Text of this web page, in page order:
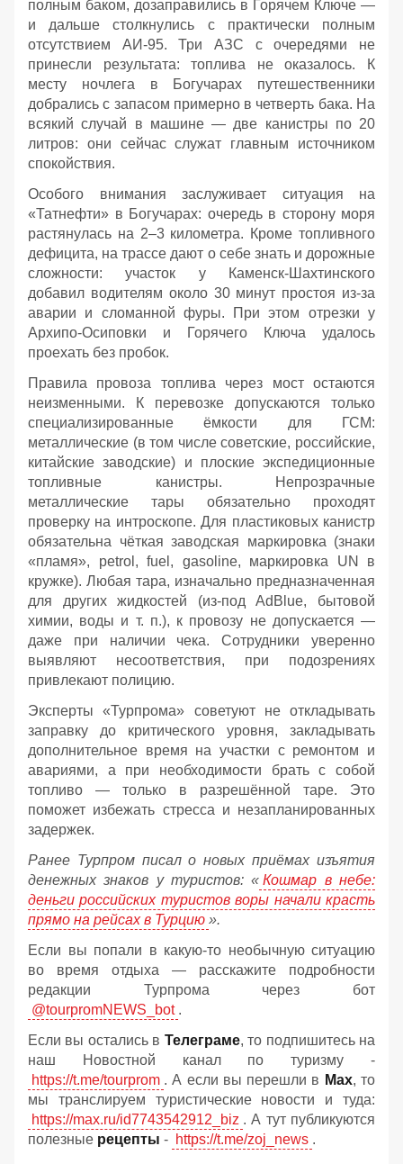
полным баком, дозаправились в Горячем Ключе —
и дальше столкнулись с практически полным
отсутствием АИ‑95. Три АЗС с очередями не
принесли результата: топлива не оказалось. К
месту ночлега в Богучарах путешественники
добрались с запасом примерно в четверть бака. На
всякий случай в машине — две канистры по 20
литров: они сейчас служат главным источником
спокойствия.
Особого внимания заслуживает ситуация на
«Татнефти» в Богучарах: очередь в сторону моря
растянулась на 2–3 километра. Кроме топливного
дефицита, на трассе дают о себе знать и дорожные
сложности: участок у Каменск‑Шахтинского
добавил водителям около 30 минут простоя из‑за
аварии и сломанной фуры. При этом отрезки у
Архипо‑Осиповки и Горячего Ключа удалось
проехать без пробок.
Правила провоза топлива через мост остаются
неизменными. К перевозке допускаются только
специализированные ёмкости для ГСМ:
металлические (в том числе советские, российские,
китайские заводские) и плоские экспедиционные
топливные канистры. Непрозрачные
металлические тары обязательно проходят
проверку на интроскопе. Для пластиковых канистр
обязательна чёткая заводская маркировка (знаки
«пламя», petrol, fuel, gasoline, маркировка UN в
кружке). Любая тара, изначально предназначенная
для других жидкостей (из‑под AdBlue, бытовой
химии, воды и т. п.), к провозу не допускается —
даже при наличии чека. Сотрудники уверенно
выявляют несоответствия, при подозрениях
привлекают полицию.
Эксперты «Турпрома» советуют не откладывать
заправку до критического уровня, закладывать
дополнительное время на участки с ремонтом и
авариями, а при необходимости брать с собой
топливо — только в разрешённой таре. Это
поможет избежать стресса и незапланированных
задержек.
Ранее Турпром писал о новых приёмах изъятия
денежных знаков у туристов: « Кошмар в небе:
деньги российских туристов воры начали красть
прямо на рейсах в Турцию ».
Если вы попали в какую-то необычную ситуацию
во время отдыха — расскажите подробности
редакции Турпрома через бот
@tourpromNEWS_bot .
Если вы остались в Телеграме, то подпишитесь на
наш Новостной канал по туризму -
https://t.me/tourprom . А если вы перешли в Мах, то
мы транслируем туристические новости и туда:
https://max.ru/id7743542912_biz . А тут публикуются
полезные рецепты - https://t.me/zoj_news .